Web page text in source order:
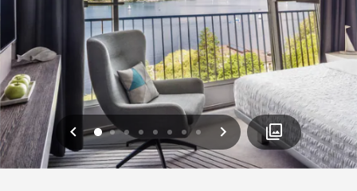
Vorherige
012 3 4 5 67 Weiter